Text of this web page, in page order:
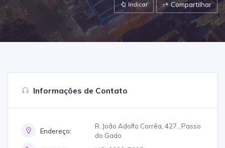
Indicar Compartilhar
Informações de Contato
Endereço:
R. João Adolfo Corrêa, 427 , Passo
do Gado